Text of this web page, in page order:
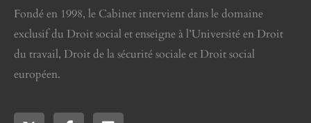
Fondé en 1998, le Cabinet intervient dans le domaine
exclusif du Droit social et enseigne à l’Université en Droit
du travail, Droit de la sécurité sociale et Droit social
européen.